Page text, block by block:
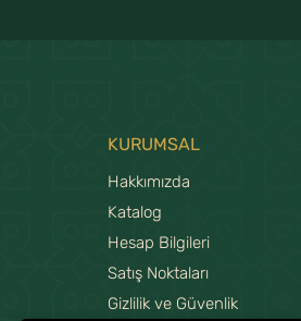
KURUMSAL
Hakkımızda
Katalog
Hesap Bilgileri
Satış Noktaları
Gizlilik ve Güvenlik